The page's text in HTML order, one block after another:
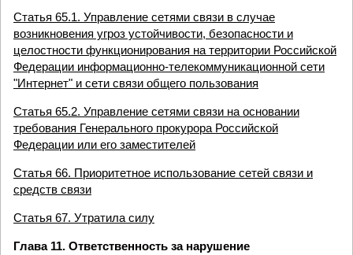
Статья 65.1. Управление сетями связи в случае
возникновения угроз устойчивости, безопасности и
целостности функционирования на территории Российской
Федерации информационно-телекоммуникационной сети
"Интернет" и сети связи общего пользования
Статья 65.2. Управление сетями связи на основании
требования Генерального прокурора Российской
Федерации или его заместителей
Статья 66. Приоритетное использование сетей связи и
средств связи
Статья 67. Утратила силу
Глава 11. Ответственность за нарушение